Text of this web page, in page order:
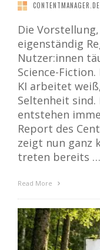
Die
eigenständig
Nutzer:innen
Science-
KI arbeitet
Seltenheit
entstehen
Report des
zeigt nun ganz
treten bereits …
Read More